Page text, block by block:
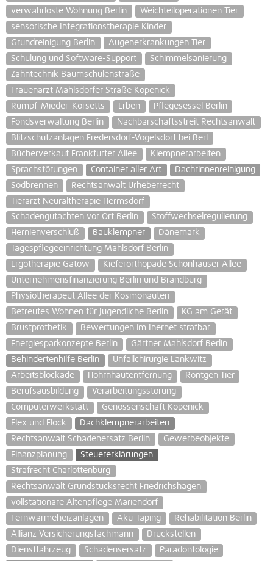
verwahrloste Wohnung Berlin
Weichteiloperationen Tier
sensorische Integrationstherapie Kinder
Grundreinigung Berlin
Augenerkrankungen Tier
Schulung und Software-Support
Schimmelsanierung
Zahntechnik Baumschulenstraße
Frauenarzt Mahlsdorfer Straße Köpenick
Rumpf-Mieder-Korsetts
Erben
Pflegesessel Berlin
Fondsverwaltung Berlin
Nachbarschaftsstreit Rechtsanwalt
Blitzschutzanlagen Fredersdorf-Vogelsdorf bei Berl
Bücherverkauf Frankfurter Allee
Klempnerarbeiten
Sprachstörungen
Container aller Art
Dachrinnenreinigung
Sodbrennen
Rechtsanwalt Urheberrecht
Tierarzt Neuraltherapie Hermsdorf
Schadengutachten vor Ort Berlin
Stoffwechselregulierung
Hernienverschluß
Bauklempner
Dänemark
Tagespflegeeinrichtung Mahlsdorf Berlin
Ergotherapie Gatow
Kieferorthopäde Schönhauser Allee
Unternehmensfinanzierung Berlin und Brandburg
Physiotherapeut Allee der Kosmonauten
Betreutes Wohnen für Jugendliche Berlin
KG am Gerät
Brustprothetik
Bewertungen im Inernet strafbar
Energiesparkonzepte Berlin
Gärtner Mahlsdorf Berlin
Behindertenhilfe Berlin
Unfallchirurgie Lankwitz
Arbeitsblockade
Hohrnhautentfernung
Röntgen Tier
Berufsausbildung
Verarbeitungsstörung
Computerwerkstatt
Genossenschaft Köpenick
Flex und Flock
Dachklempnerarbeiten
Rechtsanwalt Schadenersatz Berlin
Gewerbeobjekte
Finanzplanung
Steuererklärungen
Strafrecht Charlottenburg
Rechtsanwalt Grundstücksrecht Friedrichshagen
vollstationäre Altenpflege Mariendorf
Fernwärmeheizanlagen
Aku-Taping
Rehabilitation Berlin
Allianz Versicherungsfachmann
Druckstellen
Dienstfahrzeug
Schadensersatz
Paradontologie